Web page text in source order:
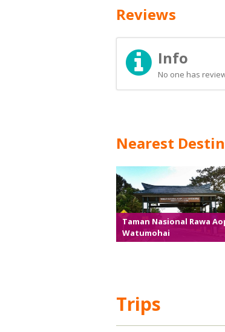
Reviews
Info
No one has
Nearest
Taman Nasional Rawa
Watumohai
Trips